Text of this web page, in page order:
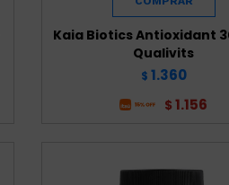
Kaia Biotics Antioxidant
Qualivits
$ 1.360
$ 1.156